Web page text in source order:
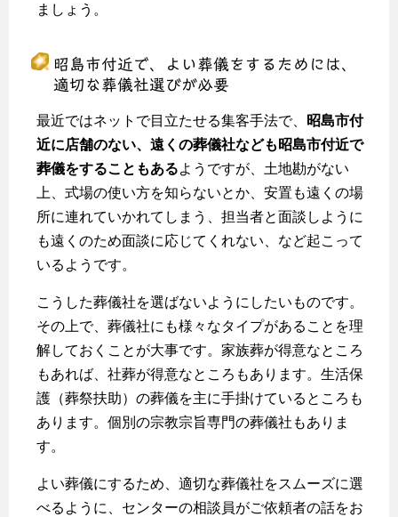
ましょう。
昭島市付近で、よい葬儀をするためには、
適切な葬儀社選びが必要
最近ではネットで目立たせる集客手法で、
昭島市付
近に店舗のない、遠くの葬儀社なども昭島市付近で
葬儀をすることもあるようですが、土地勘がない
上、式場の使い方を知らないとか、安置も遠くの場
所に連れていかれてしまう、担当者と面談しように
も遠くのため面談に応じてくれない、など起こって
いるようです。
こうした葬儀社を選ばないようにしたいものです。
その上で、葬儀社にも様々なタイプがあることを理
解しておくことが大事です。家族葬が得意なところ
もあれば、社葬が得意なところもあります。生活保
護（葬祭扶助）の葬儀を主に手掛けているところも
あります。個別の宗教宗旨専門の葬儀社もありま
す。
よい葬儀にするため、適切な葬儀社をスムーズに選
べるように、センターの相談員がご依頼者の話をお